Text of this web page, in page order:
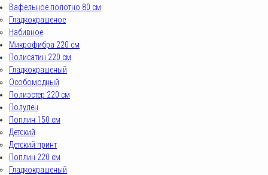
Вафельное полотно 80 см
Гладкокрашеное
Набивное
Микрофибра 220 см
Полисатин 220 см
Гладкокрашеный
Особомодный
Полиэстер 220 см
Полулен
Поплин 150 см
Детский
Детский принт
Поплин 220 см
Гладкокрашеный